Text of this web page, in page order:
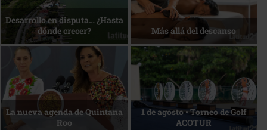
Bottega, un viaje servido a la
mesa
Energía que Impulsa la
competitividad
Reconocimiento de viajeros La esencia del servicio